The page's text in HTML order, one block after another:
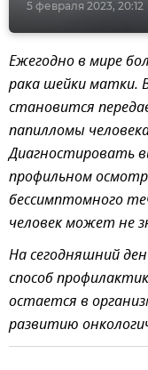
5 февраля 2023, 20:12
Ежегодно в мире
рака шейки матки.
становится
папилломы
Диагностировать
профильном
бессимптомного
человек может не
На сегодняшний
способ
остается в
развитию